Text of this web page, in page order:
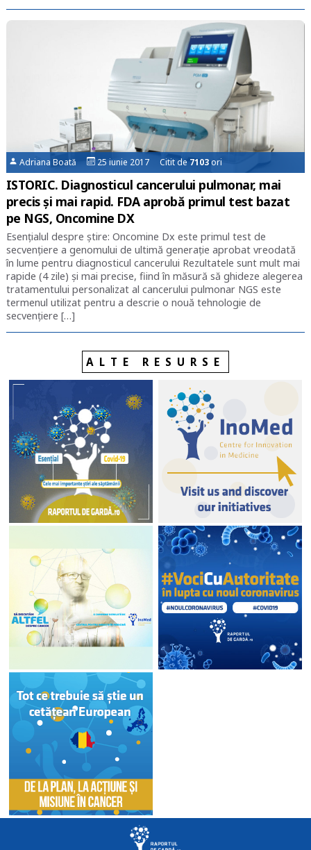
Adriana Boată 25 iunie 2017 Citit de 7103ori
ISTORIC. Diagnosticul cancerului pulmonar, mai
precis și mai rapid. FDA aprobă primul test bazat
pe NGS, Oncomine DX
Esențialul despre știre: Oncomine Dx este primul test de
secvențiere a genomului de ultimă generație aprobat vreodată
în lume pentru diagnosticul cancerului Rezultatele sunt mult mai
rapide (4 zile) și mai precise, fiind în măsură să ghideze alegerea
tratamentului personalizat al cancerului pulmonar NGS este
termenul utilizat pentru a descrie o nouă tehnologie de
secvențiere […]
ALTE RESURSE